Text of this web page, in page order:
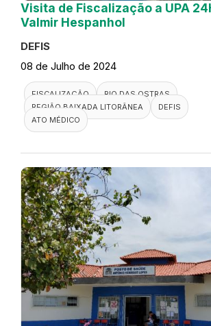
Visita de Fiscalização a UPA
Valmir Hespanhol
DEFIS
08 de Julho de 2024
FISCALIZAÇÃO
RIO DAS OSTRAS
REGIÃO BAIXADA LITORÂNEA
DEFIS
ATO MÉDICO